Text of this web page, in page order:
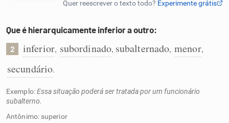
Dicionário
Que é hierarquicamente inferior a outro:
2 inferior, subordinado, subalternado, menor,
secundário.
Exemplo:Essa situação poderá ser tratada por um funcionário
subalterno.
Antônimo: superior